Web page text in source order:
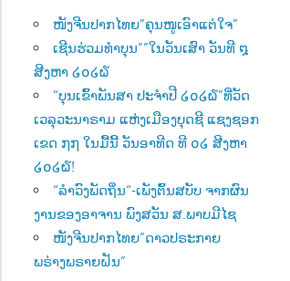
ໜັງຈີນປາກໄທຍ”ຄຸນໜູເອົາແຕ່ໃຈ”
ເຊີນຮ່ວມທຳບຸນ””ໃນວັນເສົາ ວັນທີ ໘
ສີງຫາ ໒໐໒໖
“ບຸນເຂົ້າພັນສາ ປະຈຳປີ ໒໐໒໖”ທີ່ວັດ
ເວລຸວະນາຣາມ ແຫ່ງເມືອງບຸດຊີ ແຊງຊອກ
ເຂດ ໗໗ ໃນມື້ນີ້ ວັນອາທີດ ທີ ໐໒ ສີງຫາ
໒໐໒໖!
“ລຳວົງພັດຖິ່ນ“-ເພັງຕົ້ນສບັບ ຈາກຜົນ
ງານຂອງອາຈານ ພົງສວັນ ສ.ພາບມີໄຊ
ໜັງຈີນປາກໄທຍ”ດາວປຣະກາຍ
ພຣ່າງພຣາຍຝັນ”